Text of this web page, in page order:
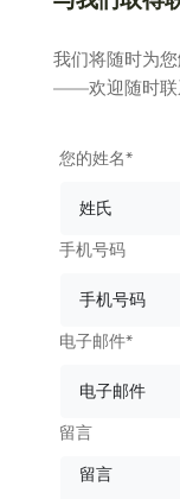
我们将随时为
——欢迎随时联
您的姓名*
手机号码
电子邮件*
留言